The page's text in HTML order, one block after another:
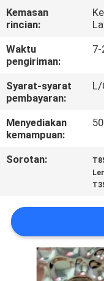
HUBUNGI
KAMI
BERITA
KASUS
SITEMAP
KEBIJAKAN
PRIVASI
Kemasan
rincian:
Waktu
pengiriman:
7-
Syarat-syarat
pembayaran:
L/
Menyediakan
kemampuan:
Sorotan: